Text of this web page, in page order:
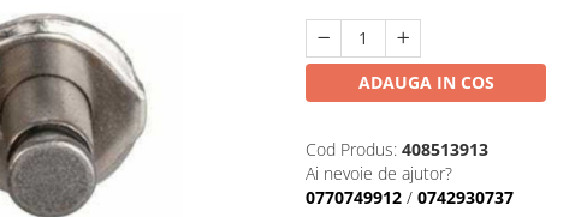
ADAUGA IN COS
Cod Produs: 408513913
Ai nevoie de ajutor?
0770749912 / 0742930737